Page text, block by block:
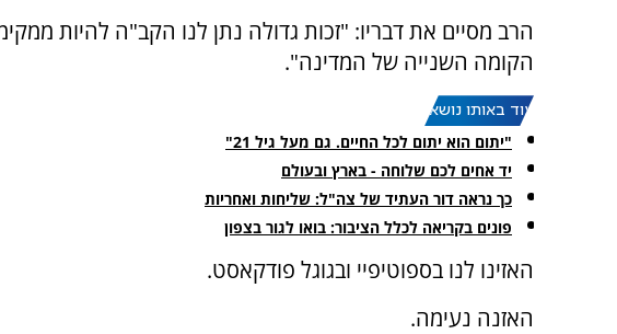
הרב מסיים את דבריו: "זכות גדולה נתן לנו הקב"ה להיות
הקומה השנייה של המדינה".
עוד באותו נושא:
"יתום הוא יתום לכל החיים. גם מעל גיל 21"
יד אחים לכם שלוחה - בארץ ובעולם
כך נראה דור העתיד של צה"ל: שליחות ואחריות
פונים בקריאה לכלל הציבור: בואו לגור בצפון
האזינו לנו בספוטיפיי ובגוגל פודקאסט.
האזנה נעימה.